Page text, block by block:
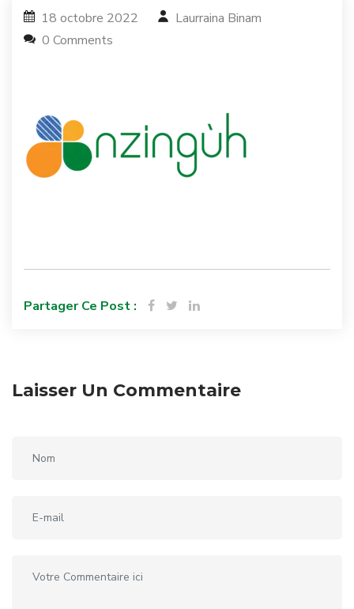
18 octobre 2022
Laurraina Binam
0 Comments
Partager Ce Post :
Laisser Un Commentaire